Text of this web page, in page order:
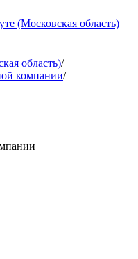
(Московская область)
область)/
компании/